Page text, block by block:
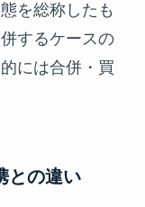
を総称したも
するケースの
には合併・買
との違い